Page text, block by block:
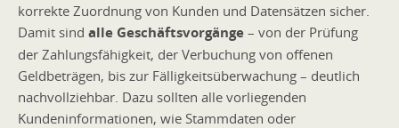
korrekte Zuordnung von Kunden und Datensätzen sicher.
Damit sind alle Geschäftsvorgänge – von der Prüfung
der Zahlungsfähigkeit, der Verbuchung von offenen
Geldbeträgen, bis zur Fälligkeitsüberwachung – deutlich
nachvollziehbar. Dazu sollten alle vorliegenden
Kundeninformationen, wie Stammdaten oder